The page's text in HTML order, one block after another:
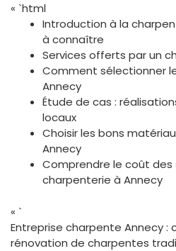
« `html
Introduction à la
à connaître
Services offerts par un
Comment sélectionner
Annecy
Étude de cas :
locaux
Choisir les bons
Annecy
Comprendre le coût des
charpenterie à Annecy
« `
Entreprise charpente Annecy :
rénovation de charpentes